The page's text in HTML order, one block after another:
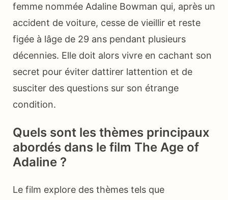
femme nommée Adaline Bowman qui, après un
accident de voiture, cesse de vieillir et reste
figée à lâge de 29 ans pendant plusieurs
décennies. Elle doit alors vivre en cachant son
secret pour éviter dattirer lattention et de
susciter des questions sur son étrange
condition.
Quels sont les thèmes principaux
abordés dans le film The Age of
Adaline ?
Le film explore des thèmes tels que